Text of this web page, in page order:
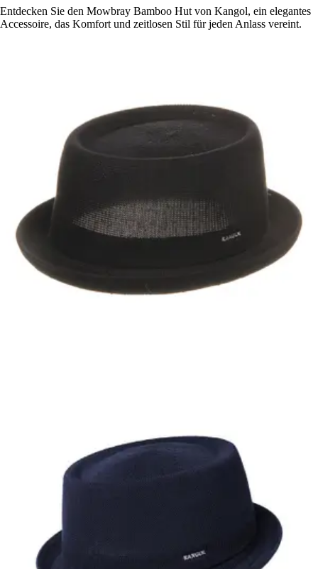
Entdecken Sie den Mowbray Bamboo Hut von Kangol, ein elegantes
Accessoire, das Komfort und zeitlosen Stil für jeden Anlass vereint.